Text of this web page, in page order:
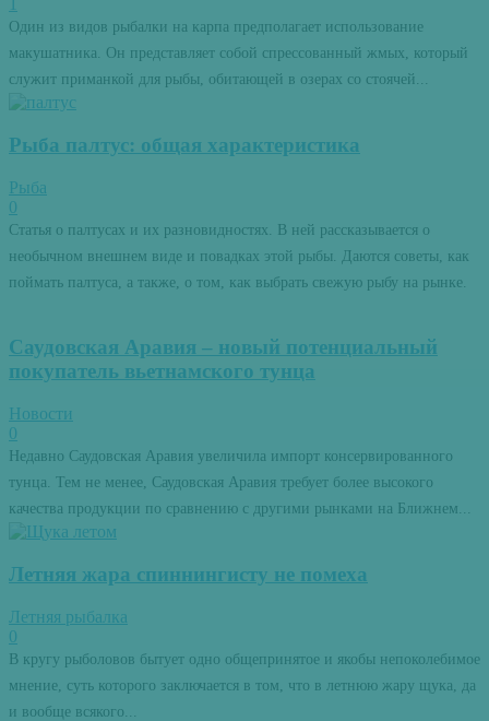
Один из видов рыбалки на карпа предполагает использование
макушатника. Он представляет собой спрессованный жмых, который
служит приманкой для рыбы, обитающей в озерах со стоячей...
Рыба палтус: общая характеристика
Рыба
0
Статья о палтусах и их разновидностях. В ней рассказывается о
необычном внешнем виде и повадках этой рыбы. Даются советы, как
поймать палтуса, а также, о том, как выбрать свежую рыбу на рынке.
Саудовская Аравия – новый потенциальный
покупатель вьетнамского тунца
Новости
0
Недавно Саудовская Аравия увеличила импорт консервированного
тунца. Тем не менее, Саудовская Аравия требует более высокого
качества продукции по сравнению с другими рынками на Ближнем...
Летняя жара спиннингисту не помеха
Летняя рыбалка
0
В кругу рыболовов бытует одно общепринятое и якобы непоколебимое
мнение, суть которого заключается в том, что в летнюю жару щука, да
и вообще всякого...